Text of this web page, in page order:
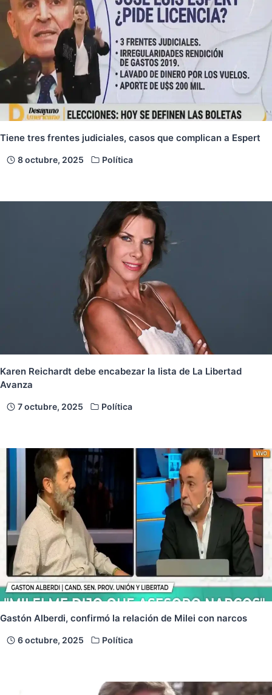
Tiene tres frentes judiciales, casos que complican a Espert
8 octubre, 2025 Política
Karen Reichardt debe encabezar la lista de La Libertad
Avanza
7 octubre, 2025 Política
Gastón Alberdi, confirmó la relación de Milei con narcos
6 octubre, 2025 Política